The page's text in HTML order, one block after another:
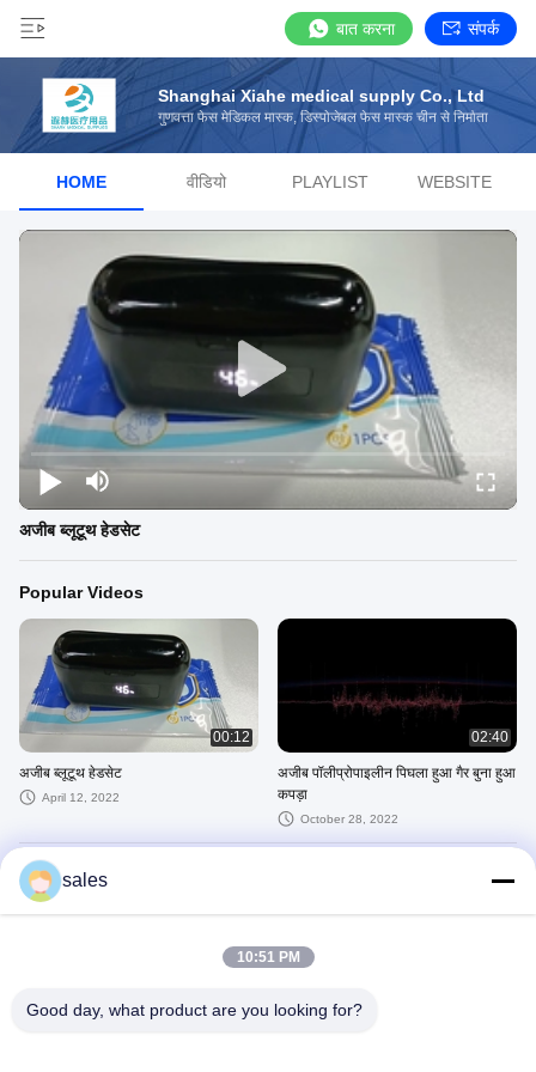
बात करना संपर्क
Shanghai Xiahe medical supply Co., Ltd
गुणवत्ता फेस मेडिकल मास्क, डिस्पोजेबल फेस मास्क चीन से निर्माता
HOME वीडियो PLAYLIST WEBSITE
अजीब ब्लूटूथ हेडसेट
Popular Videos
00:12
अजीब ब्लूटूथ हेडसेट
April 12, 2022
02:40
अजीब पॉलीप्रोपाइलीन पिघला हुआ गैर बुना हुआ
कपड़ा
October 28, 2022
Recent Videos
02:40
sales
10:51 PM
Good day, what product are you looking for?